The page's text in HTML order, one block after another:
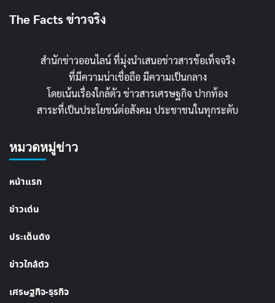
The Facts ข่าวจริง
สำนักข่าวออนไลน์ ที่มุ่งนำเสนอข่าวสารข้อเท็จจริง
ที่มีความน่าเชื่อถือ มีความเป็นกลาง
โดยเน้นเรื่องใกล้ตัว ข่าวสารเศรษฐกิจ ปากท้อง
สาระที่เป็นประโยชน์ต่อสังคม ประชาชนในทุกระดับ
หมวดหมู่ข่าว
หน้าแรก
ข่าวเด่น
ประเด็นดัง
ข่าวใกล้ตัว
เศรษฐกิจ-ธุรกิจ